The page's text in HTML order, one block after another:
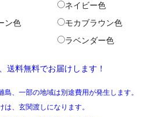
ネイビー色
ン色
モカブラウン色
ラベンダー色
送料無料でお届けします！
、一部の地域は別途費用が発生します。
、玄関渡しになります。